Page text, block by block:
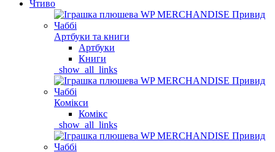
Чтиво
Артбуки та книги
Артбуки
Книги
_show_all_links
Комікси
Комікс
_show_all_links